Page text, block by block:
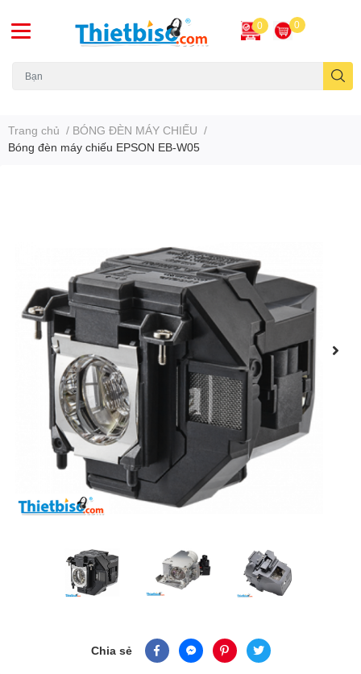
0 0
Trang chủ / BÓNG ĐÈN MÁY CHIẾU /
Bóng đèn máy chiếu EPSON EB-W05
Chia sẻ